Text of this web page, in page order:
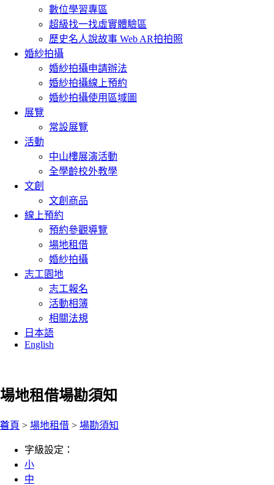
數位學習專區
超級找一找虛實體驗區
歷史名人說故事 Web AR拍拍照
婚紗拍攝
婚紗拍攝申請辦法
婚紗拍攝線上預約
婚紗拍攝使用區域圖
展覽
常設展覽
活動
中山樓展演活動
全學齡校外教學
文創
文創商品
線上預約
預約參觀導覽
場地租借
婚紗拍攝
志工園地
志工報名
活動相簿
相關法規
日本語
English
場地租借場勘須知
:::
首頁 > 場地租借 > 場勘須知
字級設定：
小
中